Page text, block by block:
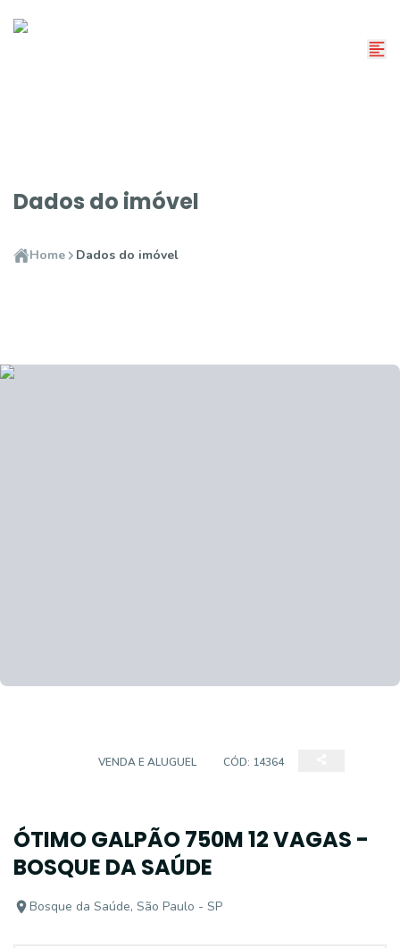
Dados do imóvel
Home Dados do imóvel
VENDA E ALUGUEL CÓD: 14364
ÓTIMO GALPÃO 750M 12 VAGAS -
BOSQUE DA SAÚDE
Bosque da Saúde, São Paulo - SP